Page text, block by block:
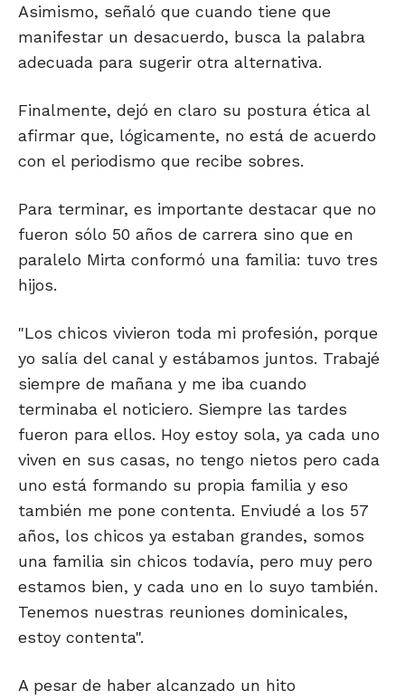
Asimismo, señaló que cuando tiene que
manifestar un desacuerdo, busca la palabra
adecuada para sugerir otra alternativa.
Finalmente, dejó en claro su postura ética al
afirmar que, lógicamente, no está de acuerdo
con el periodismo que recibe sobres.
Para terminar, es importante destacar que no
fueron sólo 50 años de carrera sino que en
paralelo Mirta conformó una familia: tuvo tres
hijos.
"Los chicos vivieron toda mi profesión, porque
yo salía del canal y estábamos juntos. Trabajé
siempre de mañana y me iba cuando
terminaba el noticiero. Siempre las tardes
fueron para ellos. Hoy estoy sola, ya cada uno
viven en sus casas, no tengo nietos pero cada
uno está formando su propia familia y eso
también me pone contenta. Enviudé a los 57
años, los chicos ya estaban grandes, somos
una familia sin chicos todavía, pero muy pero
estamos bien, y cada uno en lo suyo también.
Tenemos nuestras reuniones dominicales,
estoy contenta".
A pesar de haber alcanzado un hito